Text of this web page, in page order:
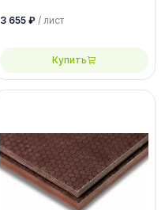
сорт 1/1
3 655 ₽ / лист
Купить